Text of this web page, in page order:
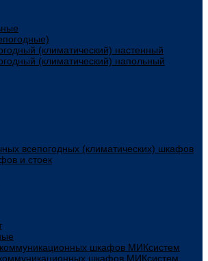
(климатический) настенный
(климатический) напольный
всепогодных (климатических) шкафов
и стоек
шкафов МИКсистем
шкафов МИКсистем